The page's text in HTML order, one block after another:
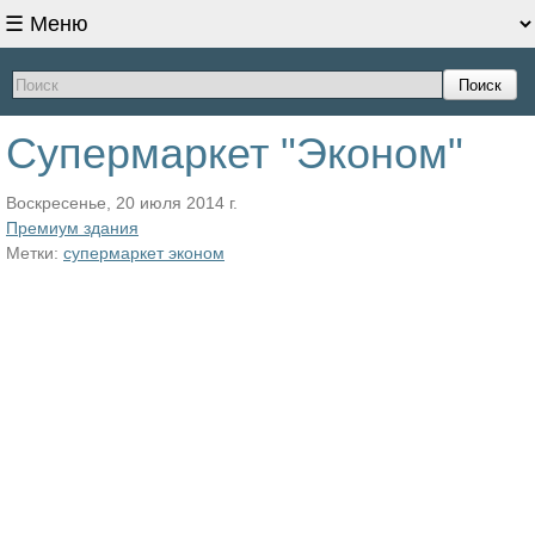
Поиск
Супермаркет "Эконом"
Воскресенье, 20 июля 2014 г.
Премиум здания
Метки: супермаркет эконом